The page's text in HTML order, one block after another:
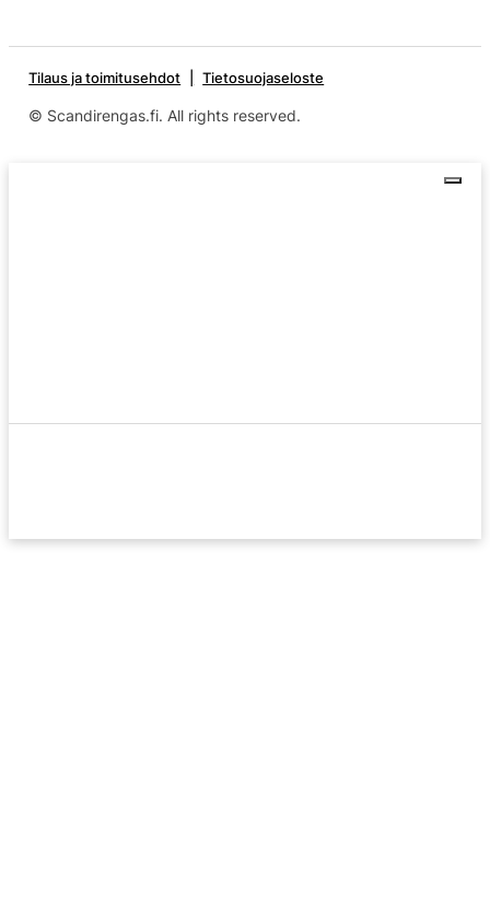
Tilaus ja toimitusehdot Tietosuojaseloste
© Scandirengas.fi. All rights reserved.